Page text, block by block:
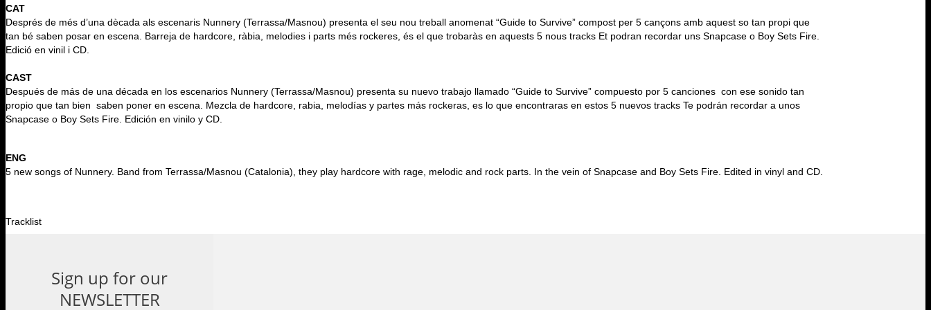
CAT
Després de més d’una dècada als escenaris Nunnery (Terrassa/Masnou) presenta el seu nou treball anomenat “Guide to Survive” compost per 5 cançons amb aquest so tan propi que
tan bé saben posar en escena. Barreja de hardcore, ràbia, melodies i parts més rockeres, és el que trobaràs en aquests 5 nous tracks Et podran recordar uns Snapcase o Boy Sets Fire.
Edició en vinil i CD.
CAST
Después de más de una década en los escenarios Nunnery (Terrassa/Masnou) presenta su nuevo trabajo llamado “Guide to Survive” compuesto por 5 canciones con ese sonido tan
propio que tan bien saben poner en escena. Mezcla de hardcore, rabia, melodías y partes más rockeras, es lo que encontraras en estos 5 nuevos tracks Te podrán recordar a unos
Snapcase o Boy Sets Fire. Edición en vinilo y CD.
ENG
5 new songs of Nunnery. Band from Terrassa/Masnou (Catalonia), they play hardcore with rage, melodic and rock parts. In the vein of Snapcase and Boy Sets Fire. Edited in vinyl and CD.
Tracklist
2. Judgemenr Day
3. After Death
Sign up for our
NEWSLETTER